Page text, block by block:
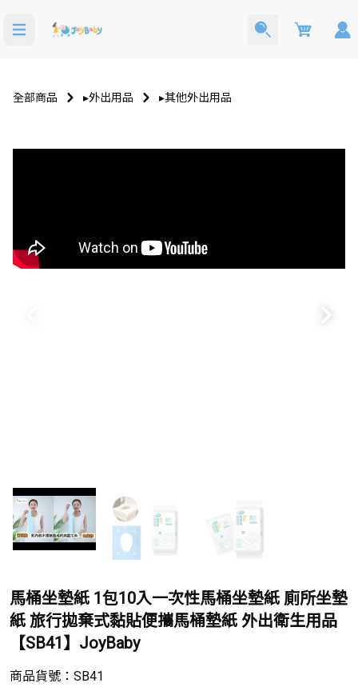
Cart
全部商品 ▸外出用品 ▸其他外出用品
馬桶坐墊紙 1包10入一次性馬桶坐墊紙 廁所坐墊
紙 旅行拋棄式黏貼便攜馬桶墊紙 外出衛生用品
【SB41】JoyBaby
商品貨號：SB41
玩具 寶寶西裝